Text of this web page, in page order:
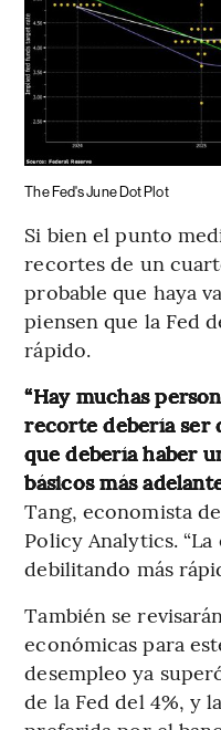
The Fed's June Dot Plot
Si bien el punto
recortes de un
probable que haya
piensen que la Fed
rápido.
“Hay muchas
recorte debería ser
que debería haber
básicos más
Tang, economista
Policy Analytics.
debilitando más
También se
económicas para
desempleo ya
de la Fed del 4%, y